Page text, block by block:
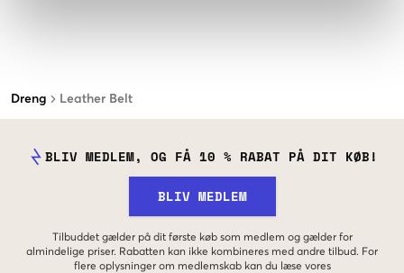
Dreng Leather Belt
BLIV MEDLEM, OG FÅ 10 % RABAT PÅ DIT KØB!
BLIV MEDLEM
Tilbuddet gælder på dit første køb som medlem og gælder for
almindelige priser. Rabatten kan ikke kombineres med andre tilbud. For
flere oplysninger om medlemskab kan du læse vores